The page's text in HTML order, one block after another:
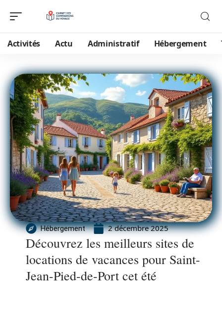
Activités Actu Administratif Hébergement
Hébergement 2 décembre 2025
Découvrez les meilleurs sites de
locations de vacances pour Saint-
Jean-Pied-de-Port cet été